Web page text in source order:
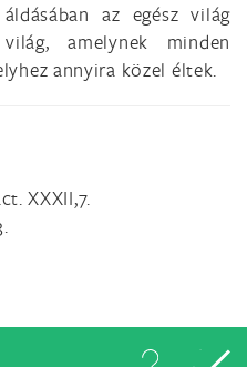
az egész világ
amelynek minden
annyira közel éltek.
XXXII,7.